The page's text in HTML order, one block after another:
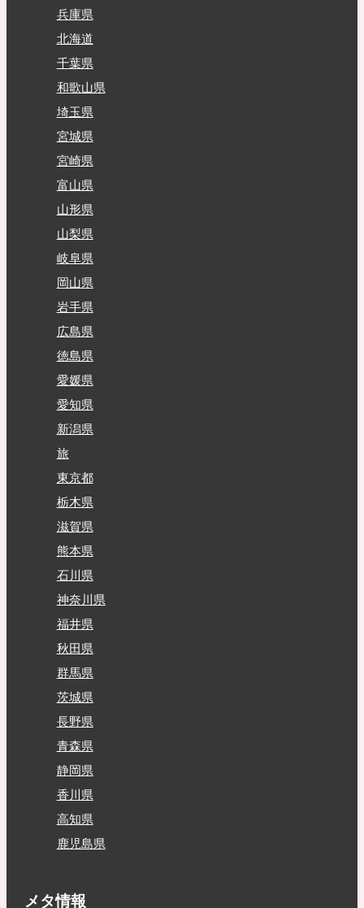
兵庫県
北海道
千葉県
和歌山県
埼玉県
宮城県
宮崎県
富山県
山形県
山梨県
岐阜県
岡山県
岩手県
広島県
徳島県
愛媛県
愛知県
新潟県
旅
東京都
栃木県
滋賀県
熊本県
石川県
神奈川県
福井県
秋田県
群馬県
茨城県
長野県
青森県
静岡県
香川県
高知県
鹿児島県
メタ情報